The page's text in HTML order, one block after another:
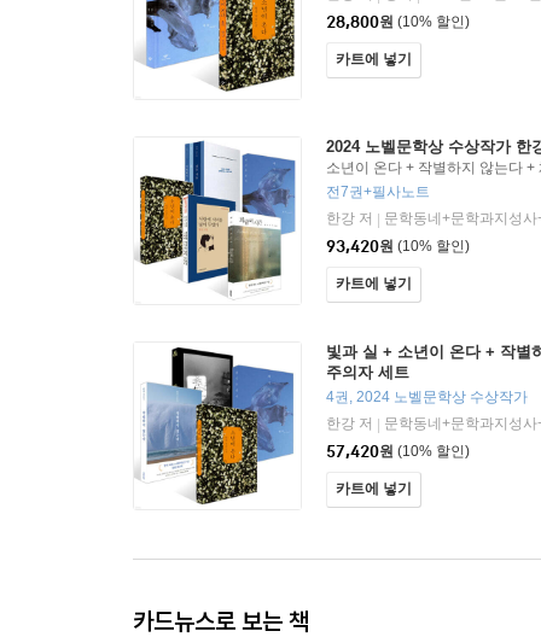
28,800원 (10% 할인)
카트에 넣기
2024 노벨문학상 수상작가 한
소년이 온다 + 작별하지 않는다 +
검은 사슴 + 희랍어 시간 + 서랍
전7권+필사노트
한강 저
문학동네+문학과지성사
93,420원 (10% 할인)
카트에 넣기
빛과 실 + 소년이 온다 + 작별
주의자 세트
4권, 2024 노벨문학상 수상작가
한강 저
문학동네+문학과지성사
57,420원 (10% 할인)
카트에 넣기
카드뉴스로 보는 책